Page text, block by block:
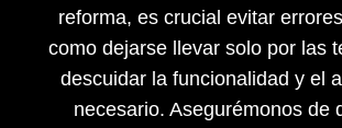
reforma, es crucial evitar
como dejarse llevar solo por las
descuidar la funcionalidad y el
necesario. Asegurémonos de